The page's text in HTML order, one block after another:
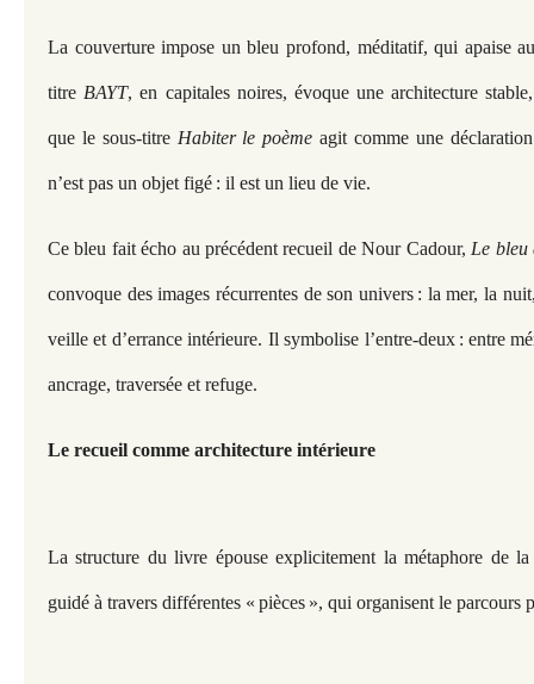
La couverture impose un bleu profond, méditatif, qui apaise
titre BAYT, en capitales noires, évoque une architecture
que le sous-titre Habiter le poème agit comme une
n’est pas un objet figé : il est un lieu de vie.
Ce bleu fait écho au précédent recueil de Nour Cadour, Le bleu
convoque des images récurrentes de son univers : la mer, la
veille et d’errance intérieure. Il symbolise l’entre-deux : entre
ancrage, traversée et refuge.
Le recueil comme architecture intérieure
La structure du livre épouse explicitement la métaphore de
guidé à travers différentes « pièces », qui organisent le parcours